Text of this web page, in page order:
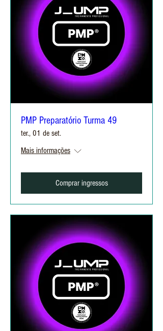
PMP Preparatório Turma 49
ter., 01 de set.
Mais informações
Comprar ingressos